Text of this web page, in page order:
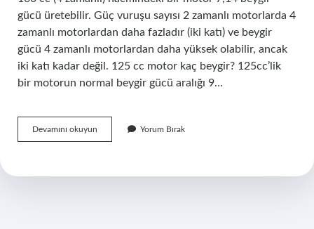
gücü üretebilir. Güç vuruşu sayısı 2 zamanlı motorlarda 4
zamanlı motorlardan daha fazladır (iki katı) ve beygir
gücü 4 zamanlı motorlardan daha yüksek olabilir, ancak
iki katı kadar değil. 125 cc motor kaç beygir? 125cc’lik
bir motorun normal beygir gücü aralığı 9…
Devamını okuyun
Cc
Beygir
Yorum Bırak